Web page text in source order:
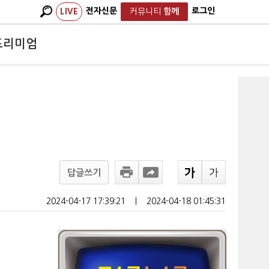
LIVE 전자신문 커뮤니티 함께 로그인
리미엄
답글쓰기
2024-04-17 17:39:21 2024-04-18 01:45:31